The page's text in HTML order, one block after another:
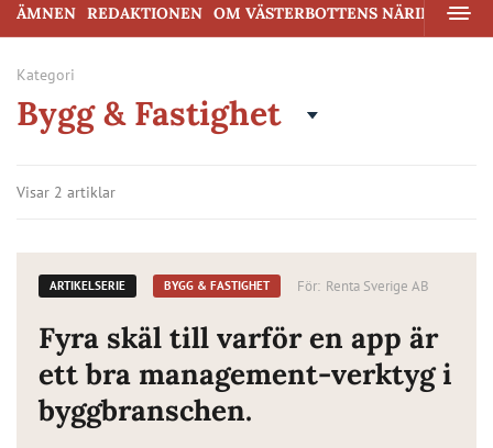
ÄMNEN REDAKTIONEN OM VÄSTERBOTTENS NÄRINGSLIV
Kategori
Bygg & Fastighet
Visar 2 artiklar
ARTIKELSERIE BYGG & FASTIGHET För: Renta Sverige AB
Fyra skäl till varför en app är
ett bra management-verktyg i
byggbranschen.